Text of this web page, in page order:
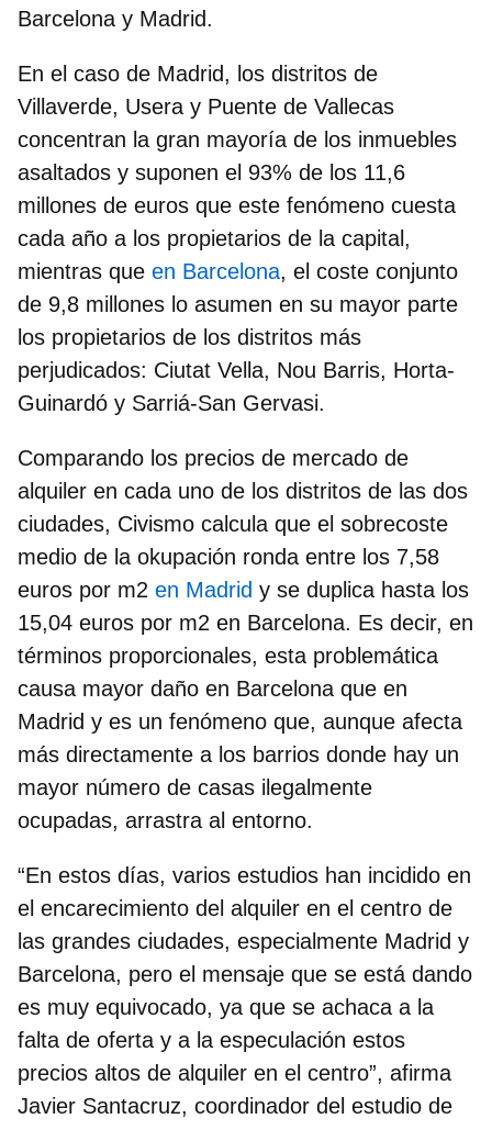
Barcelona y Madrid.
En el caso de Madrid, los distritos de
Villaverde, Usera y Puente de Vallecas
concentran la gran mayoría de los inmuebles
asaltados y suponen el 93% de los 11,6
millones de euros que este fenómeno cuesta
cada año a los propietarios de la capital,
mientras que en Barcelona, el coste conjunto
de 9,8 millones lo asumen en su mayor parte
los propietarios de los distritos más
perjudicados: Ciutat Vella, Nou Barris, Horta-
Guinardó y Sarriá-San Gervasi.
Comparando los precios de mercado de
alquiler en cada uno de los distritos de las dos
ciudades, Civismo calcula que el sobrecoste
medio de la okupación ronda entre los 7,58
euros por m2 en Madrid y se duplica hasta los
15,04 euros por m2 en Barcelona. Es decir, en
términos proporcionales, esta problemática
causa mayor daño en Barcelona que en
Madrid y es un fenómeno que, aunque afecta
más directamente a los barrios donde hay un
mayor número de casas ilegalmente
ocupadas, arrastra al entorno.
“En estos días, varios estudios han incidido en
el encarecimiento del alquiler en el centro de
las grandes ciudades, especialmente Madrid y
Barcelona, pero el mensaje que se está dando
es muy equivocado, ya que se achaca a la
falta de oferta y a la especulación estos
precios altos de alquiler en el centro”, afirma
Javier Santacruz, coordinador del estudio de